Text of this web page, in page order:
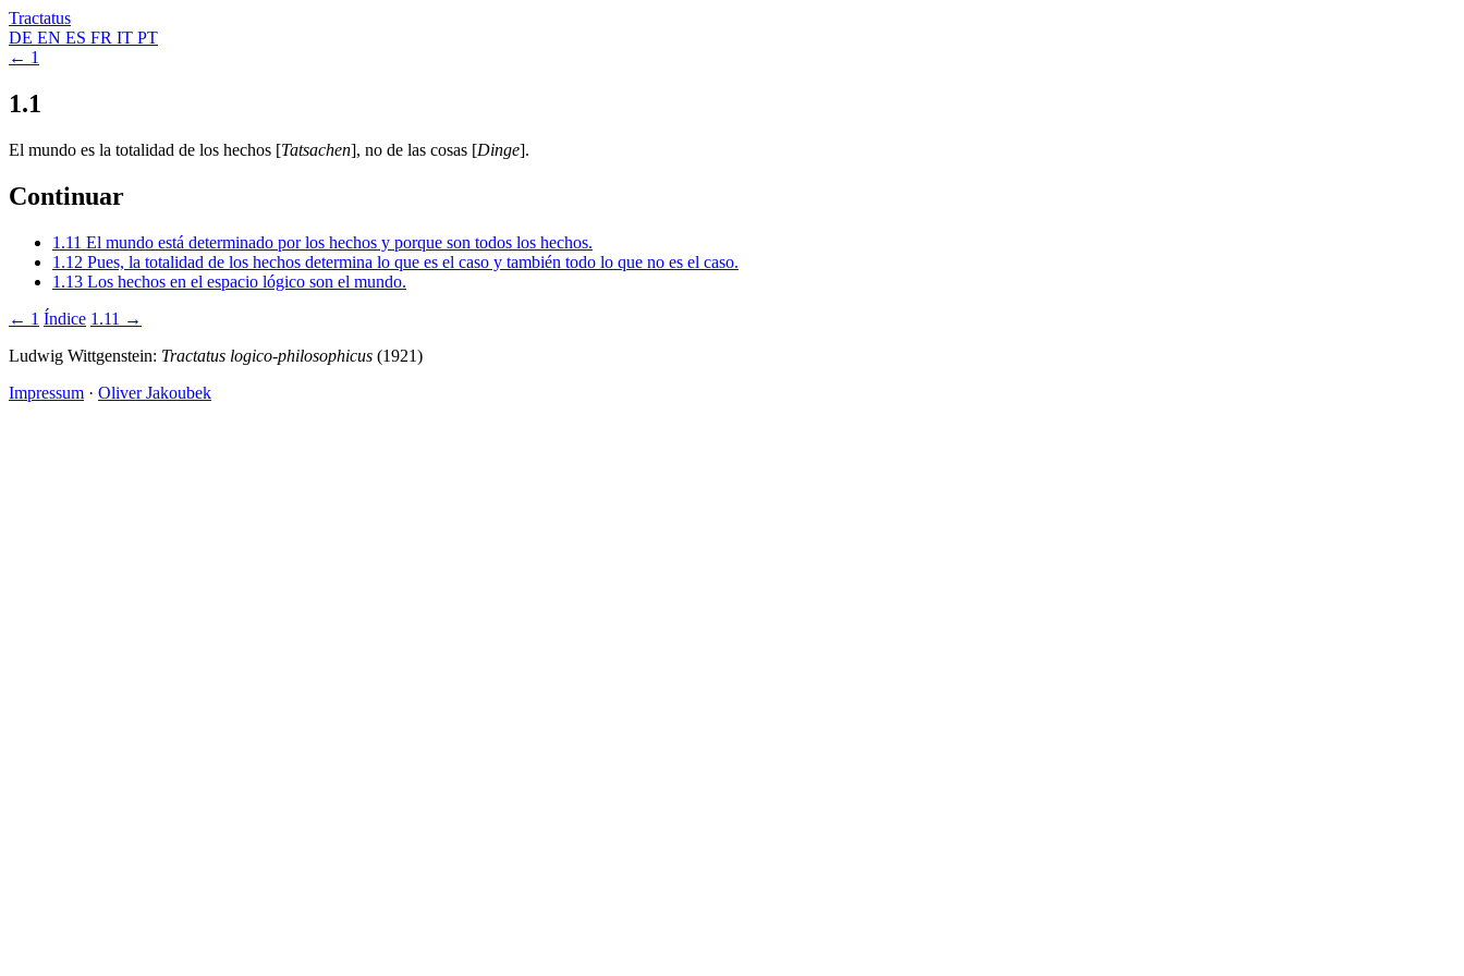
Tractatus
DE EN ES FR IT PT
← 1
1.1
El mundo es la totalidad de los hechos [Tatsachen], no de las cosas [Dinge].
Continuar
1.11 El mundo está determinado por los hechos y porque son todos los hechos.
1.12 Pues, la totalidad de los hechos determina lo que es el caso y también todo lo que no es el caso.
1.13 Los hechos en el espacio lógico son el mundo.
← 1 Índice 1.11 →
Ludwig Wittgenstein: Tractatus logico-philosophicus (1921)
Impressum · Oliver Jakoubek